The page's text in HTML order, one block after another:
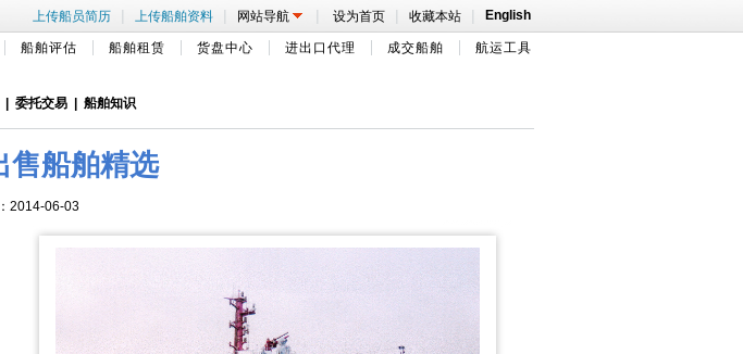
上传船员简历 | 上传船舶资料 | 网站导航 | 设为首页 | 收藏本站 | English
船舶评估 船舶租赁 货盘中心 进出口代理 成交船舶 航运工具
委托交易 船舶知识
售船舶精选
2014-06-03